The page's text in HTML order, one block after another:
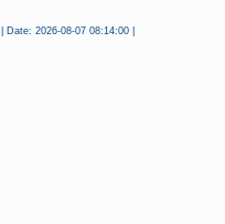
2026-08-07 08:14:00 |